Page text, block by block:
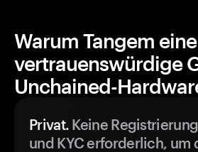
Warum Tangem eine
vertrauenswürdige
Unchained-
Privat. Keine Registrierung
und KYC erforderlich, um